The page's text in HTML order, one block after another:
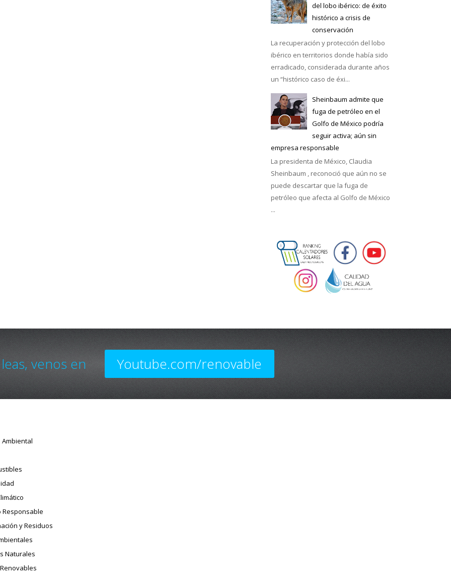
del lobo ibérico: de éxito
histórico a crisis de
conservación
La recuperación y protección del lobo
ibérico en territorios donde había sido
erradicado, considerada durante años
un “histórico caso de éxi...
Sheinbaum admite que
fuga de petróleo en el
Golfo de México podría
seguir activa; aún sin
empresa responsable
La presidenta de México, Claudia
Sheinbaum , reconoció que aún no se
puede descartar que la fuga de
petróleo que afecta al Golfo de México
...
venos en Youtube.com/renovable
Ambiental
Responsable
y Residuos
Naturales